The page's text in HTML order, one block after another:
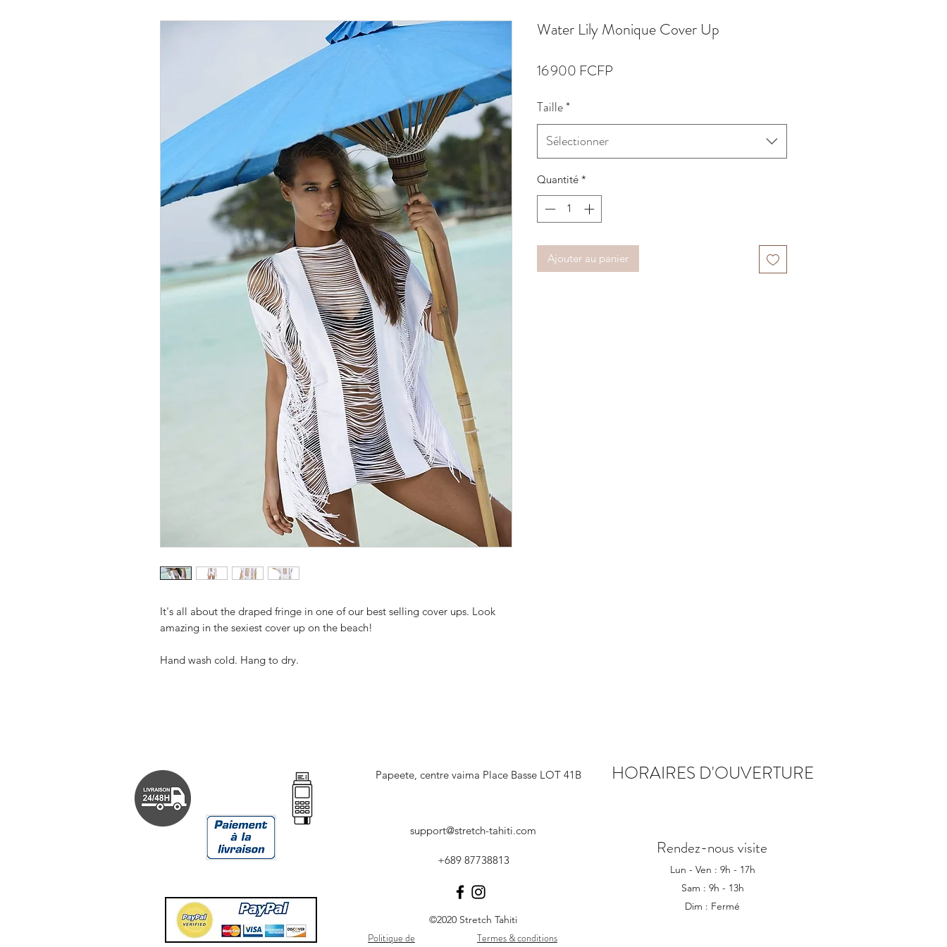
It's all about the draped fringe in one of our best selling cover ups. Look
amazing in the sexiest cover up on the beach!
Hand wash cold. Hang to dry.
Water Lily Monique Cover Up
16 900 FCFPPrix
Taille*
Sélectionner
Quantité *
Ajouter au panier
Papeete, centre vaima Place Basse LOT 41B HORAIRES D'OUVERTURE
support@stretch-tahiti.com
+689 87738813
©2020 Stretch Tahiti
Politique de
Termes & conditions
Rendez-nous visite
Lun - Ven : 9h - 17h
Sam : 9h - 13h
Dim : Fermé